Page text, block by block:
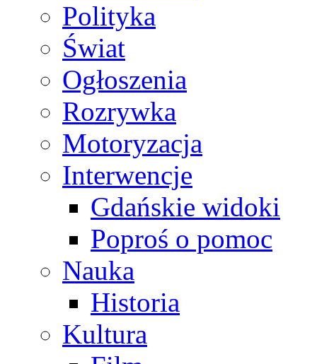
Polityka
Świat
Ogłoszenia
Rozrywka
Motoryzacja
Interwencje
Gdańskie widoki
Poproś o pomoc
Nauka
Historia
Kultura